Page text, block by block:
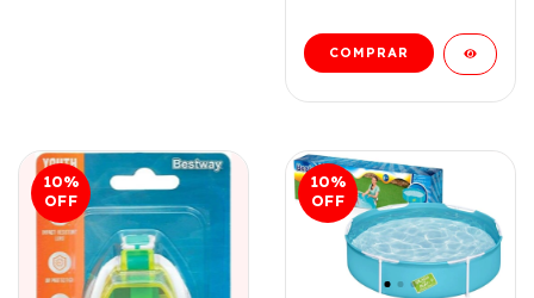
10%
OFF
10%
OFF